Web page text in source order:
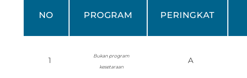
NO PROGRAM PERINGKAT
1
Bukan program
kesetaraan
A